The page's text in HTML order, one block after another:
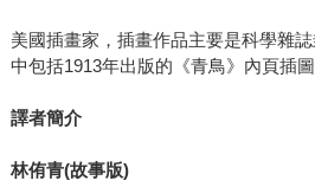
美國插畫家，插畫作品主要是科學雜
中包括1913年出版的《青鳥》內頁插圖
譯者簡介
林侑青(故事版)